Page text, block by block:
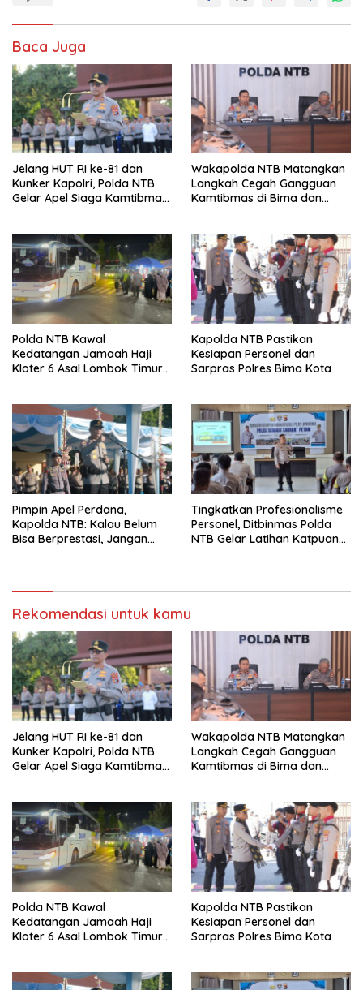
Baca Juga
Jelang HUT RI ke-81 dan
Kunker Kapolri, Polda NTB
Gelar Apel Siaga Kamtibmas
Wakapolda NTB Matangkan
Langkah Cegah Gangguan
Kamtibmas di Bima dan
Polda NTB Kawal
Kedatangan Jamaah Haji
Kloter 6 Asal Lombok Timur,
Lancar
Kapolda NTB Pastikan
Kesiapan Personel dan
Sarpras Polres Bima Kota
Pimpin Apel Perdana,
Kapolda NTB: Kalau Belum
Bisa Berprestasi, Jangan
Tingkatkan Profesionalisme
Personel, Ditbinmas Polda
NTB Gelar Latihan Katpuan
Rekomendasi untuk kamu
Jelang HUT RI ke-81 dan
Kunker Kapolri, Polda NTB
Gelar Apel Siaga Kamtibmas
Wakapolda NTB Matangkan
Langkah Cegah Gangguan
Kamtibmas di Bima dan
Polda NTB Kawal
Kedatangan Jamaah Haji
Kloter 6 Asal Lombok Timur,
Lancar
Kapolda NTB Pastikan
Kesiapan Personel dan
Sarpras Polres Bima Kota